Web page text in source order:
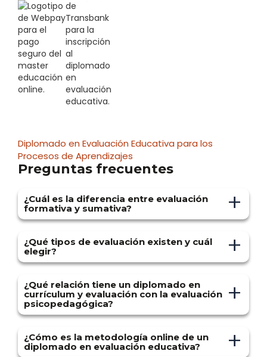
Diplomado en Evaluación Educativa para los
Procesos de Aprendizajes
Preguntas frecuentes
¿Cuál es la diferencia entre evaluación
formativa y sumativa?
+
La evaluación formativa se realiza durante el
áreas de mejora para ajustar la enseñanza. La
sumativa se aplica al final de un periodo para
valorar si se alcanzaron los objetivos. La primera
verifica resultados.
¿Qué tipos de evaluación existen y cuál
elegir?
+
Existen evaluaciones diagnósticas, formativas,
competencias. La diagnóstica explora saberes
previos; la formativa apoya el proceso; la sumativa
mide logros finales. La cualitativa interpreta y
reflexiona; la cuantitativa usa datos objetivos. La
enfoque pedagógico.
¿Qué relación tiene un diplomado en
currículum y evaluación con la evaluación
psicopedagógica?
+
Ambos buscan mejorar la enseñanza y el
diseñar propuestas educativas coherentes; la
evaluación psicopedagógica considera las
¿Cómo es la metodología online de un
diplomado en evaluación educativa?
+